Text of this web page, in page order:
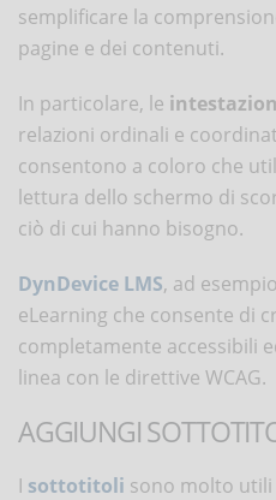
semplificare la
pagine e dei contenuti.
In particolare, le
relazioni ordinali e
consentono a coloro che
lettura dello schermo di
ciò di cui hanno bisogno.
DynDevice LMS, ad
eLearning che consente di
completamente accessibili
linea con le direttive WCAG.
AGGIUNGI
I sottotitoli sono molto